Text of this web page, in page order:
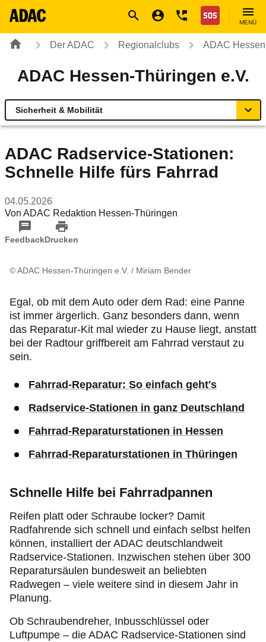
Nothilfe
MENÜ
Der ADAC Regionalclubs ADAC
ADAC Hessen-Thüringen e.V.
Sicherheit & Mobilität
ADAC vor Ort
Reisen & Freizeit
Sicherheit & Mobilität
Produkte & Services
Motorsport & Ortsclubs
Über uns
ADAC Radservice-Stationen:
Schnelle Hilfe fürs Fahrrad
04.05.2026
Von ADAC Redaktion Hessen-Thüringen
FeedbackDrucken
© ADAC Hessen-Thüringen e.V. / Miriam Bender
Egal, ob mit dem Auto oder dem Rad: eine Panne
ist immer ärgerlich. Ganz besonders dann, wenn
das Reparatur-Kit mal wieder zu Hause liegt, anstatt
bei der Radtour griffbereit am Fahrrad verstaut zu
sein.
Fahrrad-Reparatur: So einfach geht's
Radservice-Stationen in ganz Deutschland
Fahrrad-Reparaturstationen in Hessen
Fahrrad-Reparaturstationen in Thüringen
Schnelle Hilfe bei Fahrradpannen
Reifen platt oder Schraube locker? Damit
Radfahrende sich schnell und einfach selbst helfen
können, installiert der ADAC deutschlandweit
Radservice-Stationen. Inzwischen stehen über 300
Reparatursäulen bundesweit an beliebten
Radwegen – viele weitere sind in diesem Jahr in
Planung.
Ob Schraubendreher, Inbusschlüssel oder
Luftpumpe – die ADAC Radservice-Stationen sind